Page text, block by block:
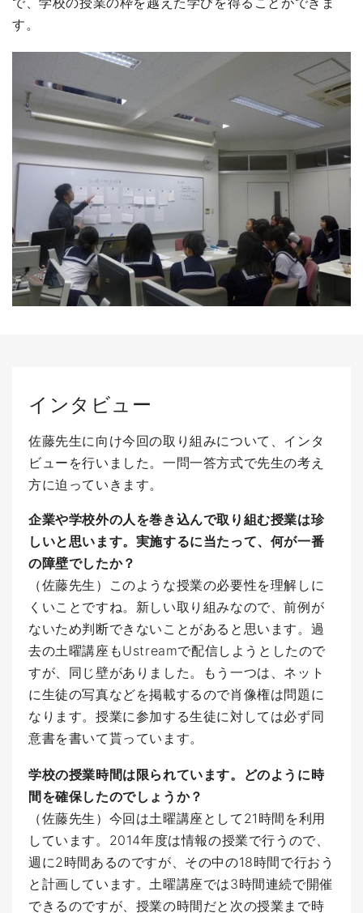
す。
インタビュー
佐藤先生に向け今回の取り組みについて、インタ
ビューを行いました。一問一答方式で先生の考え
方に迫っていきます。
企業や学校外の人を巻き込んで取り組む授業は珍
しいと思います。実施するに当たって、何が一番
の障壁でしたか？
（佐藤先生）このような授業の必要性を理解しに
くいことですね。新しい取り組みなので、前例が
ないため判断できないことがあると思います。過
去の土曜講座もUstreamで配信しようとしたので
すが、同じ壁がありました。もう一つは、ネット
に生徒の写真などを掲載するので肖像権は問題に
なります。授業に参加する生徒に対しては必ず同
意書を書いて貰っています。
学校の授業時間は限られています。どのように時
間を確保したのでしょうか？
（佐藤先生）今回は土曜講座として21時間を利用
しています。2014年度は情報の授業で行うので、
週に2時間あるのですが、その中の18時間で行おう
と計画しています。土曜講座では3時間連続で開催
できるのですが、授業の時間だと次の授業まで時